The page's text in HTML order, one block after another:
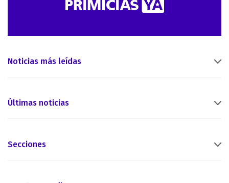
Noticias más leídas
Últimas noticias
Secciones